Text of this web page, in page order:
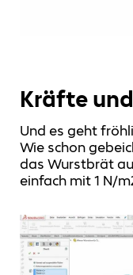
Kräfte
Und es geht
Wie schon
das Wurstbrät
einfach mit 1 N/